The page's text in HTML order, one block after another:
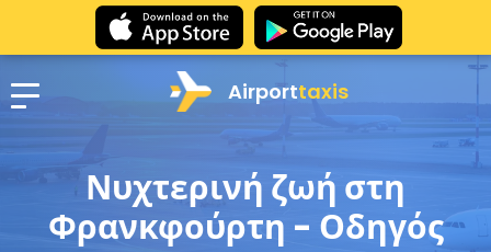
Airporttaxis
Νυχτερινή ζωή στη
Φρανκφούρτη - Οδηγός